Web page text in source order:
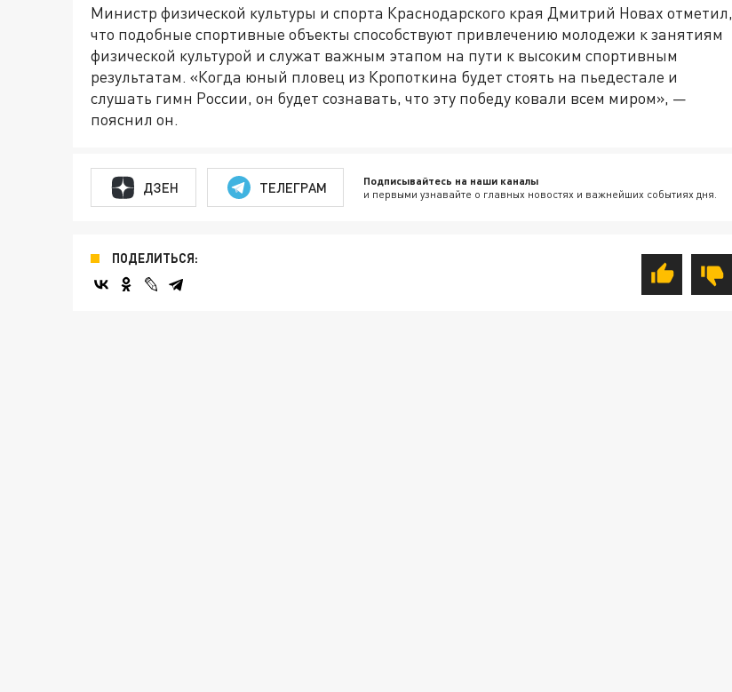
Министр физической культуры и спорта Краснодарского края Дмитрий Новах отметил,
что подобные спортивные объекты способствуют привлечению молодежи к занятиям
физической культурой и служат важным этапом на пути к высоким спортивным
результатам. «Когда юный пловец из Кропоткина будет стоять на пьедестале и
слушать гимн России, он будет сознавать, что эту победу ковали всем миром», —
пояснил он.
ДЗЕН ТЕЛЕГРАМ Подписывайтесь на наши каналы
и первыми узнавайте о главных новостях и важнейших событиях дня.
ПОДЕЛИТЬСЯ: